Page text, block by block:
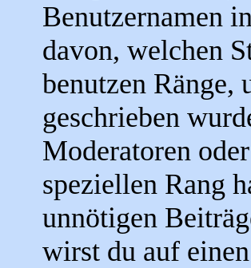
Benutzernamen
davon, welchen
benutzen Ränge,
geschrieben
Moderatoren
speziellen Rang
unnötigen
wirst du auf